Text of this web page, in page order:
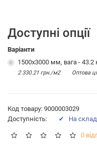
Доступні опції
Варіанти
1500х3000 мм, вага - 43.2
2 330.21 грн./м2 Оптова
Код товару: 9000003029
Доступність:
✔ На
0